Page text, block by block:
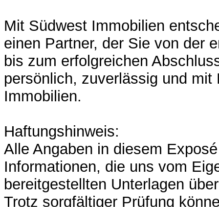
Mit Südwest Immobilien
einen Partner, der Sie von der
bis zum erfolgreichen
persönlich, zuverlässig und mit
Immobilien.
Haftungshinweis:
Alle Angaben in diesem
Informationen, die uns vom
bereitgestellten Unterlagen
Trotz sorgfältiger Prüfung